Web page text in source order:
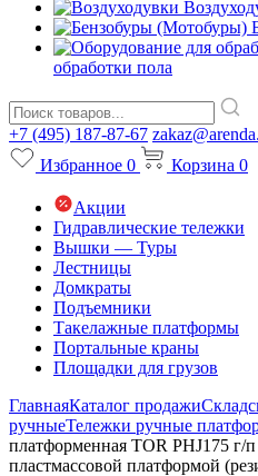
обработки пола
+7 (495) 187-87-67
Избранное 0 Корзина 0
Акции
Гидравлические тележки
Вышки — Туры
Лестницы
Домкраты
Подъемники
Такелажные платформы
Портальные краны
Площадки для грузов
ГлавнаяКаталог продажи
ручныеТележки ручные
платформенная TOR PHJ175 г/
пластмассовой платформой